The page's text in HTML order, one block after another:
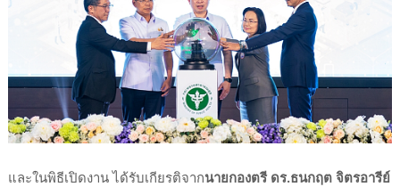
และในพิธีเปิดงาน ได้รับเกียรติจากนายกองตรี ดร.ธนกฤต จิตรอารีย์